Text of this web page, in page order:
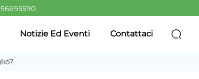
Notizie Ed Eventi Contattaci